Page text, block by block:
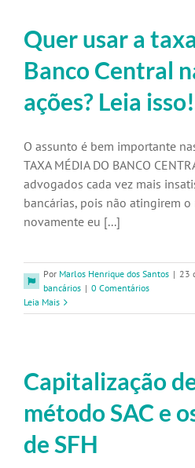
Quer usar a
Banco Central
ações? Leia isso!
O assunto é bem importante
TAXA MÉDIA DO BANCO
advogados cada vez mais
bancárias, pois não atingirem o
novamente eu [...]
Por Marlos Henrique dos Santos | 23
bancários | 0 Comentários
Leia Mais
Capitalização
método SAC e
de SFH